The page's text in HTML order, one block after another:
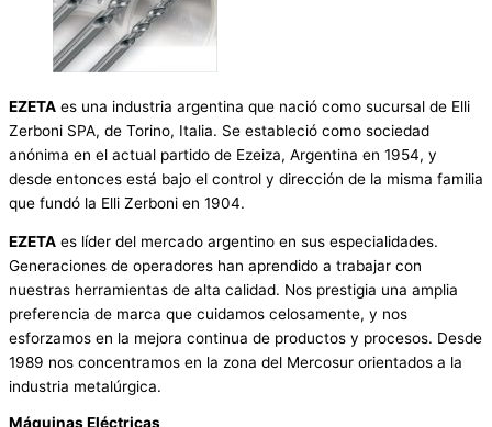
EZETA es una industria argentina que nació como sucursal de Elli
Zerboni SPA, de Torino, Italia. Se estableció como sociedad
anónima en el actual partido de Ezeiza, Argentina en 1954, y
desde entonces está bajo el control y dirección de la misma familia
que fundó la Elli Zerboni en 1904.
EZETA es líder del mercado argentino en sus especialidades.
Generaciones de operadores han aprendido a trabajar con
nuestras herramientas de alta calidad. Nos prestigia una amplia
preferencia de marca que cuidamos celosamente, y nos
esforzamos en la mejora continua de productos y procesos. Desde
1989 nos concentramos en la zona del Mercosur orientados a la
industria metalúrgica.
Máquinas Eléctricas